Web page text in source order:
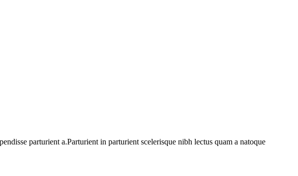
parturient a.Parturient in parturient scelerisque nibh lectus quam a natoque